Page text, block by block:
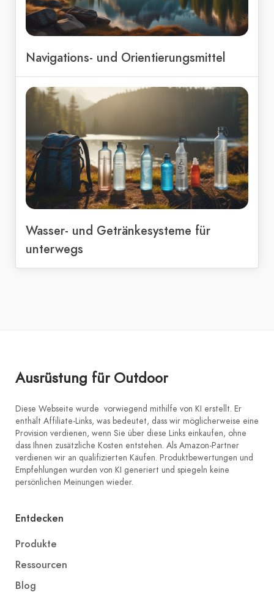
Navigations- und Orientierungsmittel
Wasser- und Getränkesysteme für
unterwegs
Ausrüstung für Outdoor
Diese Webseite wurde vorwiegend mithilfe von KI erstellt. Er
enthält Affiliate-Links, was bedeutet, dass wir möglicherweise eine
Provision verdienen, wenn Sie über diese Links einkaufen, ohne
dass Ihnen zusätzliche Kosten entstehen. Als Amazon-Partner
verdienen wir an qualifizierten Käufen. Produktbewertungen und
Empfehlungen wurden von KI generiert und spiegeln keine
persönlichen Meinungen wieder.
Entdecken
Produkte
Ressourcen
Blog